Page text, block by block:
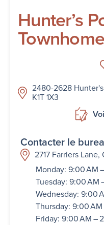
Hunter’s
2480-2628
K1T 1X3
Contacter le
2717 Farriers Lane,
Monday: 9:00 AM
Tuesday: 9:00 AM
Wednesday: 9:00
Thursday: 9:00 AM
Friday: 9:00 AM –